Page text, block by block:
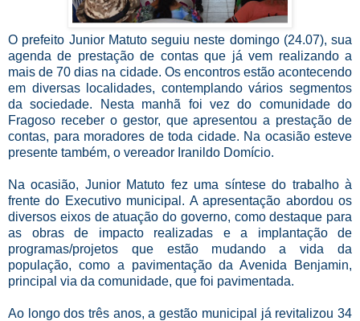
O prefeito Junior Matuto seguiu neste domingo (24.07), sua
agenda de prestação de contas que já vem realizando a
mais de 70 dias na cidade. Os encontros estão acontecendo
em diversas localidades, contemplando vários segmentos
da sociedade. Nesta manhã foi vez do comunidade do
Fragoso receber o gestor, que apresentou a prestação de
contas, para moradores de toda cidade. Na ocasião esteve
presente também, o vereador Iranildo Domício.
Na ocasião, Junior Matuto fez uma síntese do trabalho à
frente do Executivo municipal. A apresentação abordou os
diversos eixos de atuação do governo, como destaque para
as obras de impacto realizadas e a implantação de
programas/projetos que estão mudando a vida da
população, como a pavimentação da Avenida Benjamin,
principal via da comunidade, que foi pavimentada.
Ao longo dos três anos, a gestão municipal já revitalizou 34